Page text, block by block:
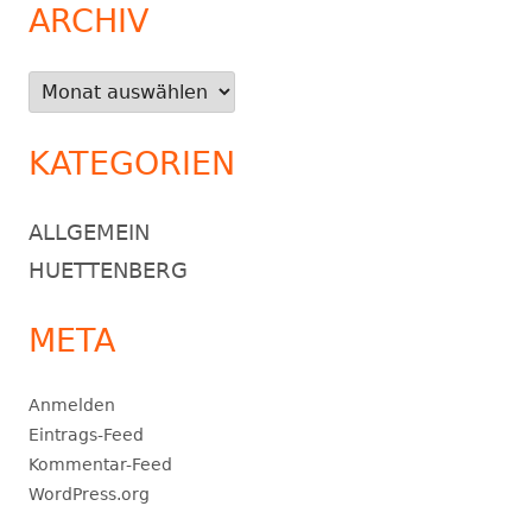
ARCHIV
Archiv
KATEGORIEN
ALLGEMEIN
HUETTENBERG
META
Anmelden
Eintrags-Feed
Kommentar-Feed
WordPress.org